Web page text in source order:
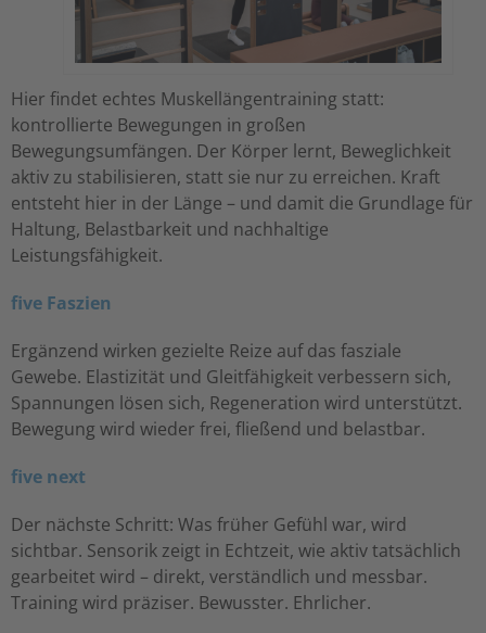
Hier findet echtes Muskellängentraining statt:
kontrollierte Bewegungen in großen
Bewegungsumfängen. Der Körper lernt, Beweglichkeit
aktiv zu stabilisieren, statt sie nur zu erreichen. Kraft
entsteht hier in der Länge – und damit die Grundlage für
Haltung, Belastbarkeit und nachhaltige
Leistungsfähigkeit.
five Faszien
Ergänzend wirken gezielte Reize auf das fasziale
Gewebe. Elastizität und Gleitfähigkeit verbessern sich,
Spannungen lösen sich, Regeneration wird unterstützt.
Bewegung wird wieder frei, fließend und belastbar.
five next
Der nächste Schritt: Was früher Gefühl war, wird
sichtbar. Sensorik zeigt in Echtzeit, wie aktiv tatsächlich
gearbeitet wird – direkt, verständlich und messbar.
Training wird präziser. Bewusster. Ehrlicher.